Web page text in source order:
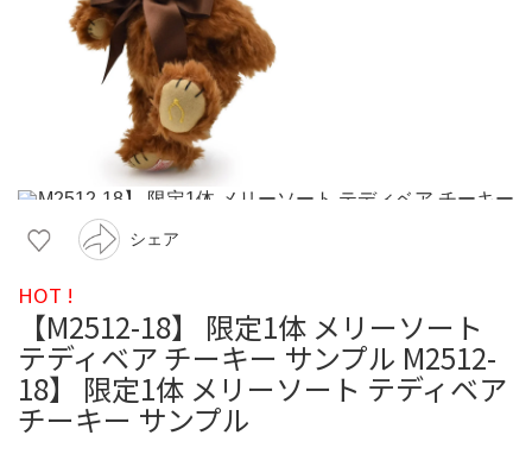
シェア
HOT !
【M2512-18】 限定1体 メリーソート
テディベア チーキー サンプル M2512-
18】 限定1体 メリーソート テディベア
チーキー サンプル